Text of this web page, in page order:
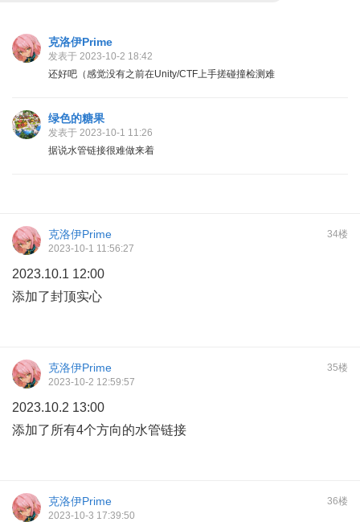
克洛伊Prime
发表于 2023-10-2 18:42
还好吧（感觉没有之前在Unity/CTF上手搓碰撞检测难
绿色的糖果
发表于 2023-10-1 11:26
据说水管链接很难做来着
34楼
克洛伊Prime
2023-10-1 11:56:27
2023.10.1 12:00
添加了封顶实心
35楼
克洛伊Prime
2023-10-2 12:59:57
2023.10.2 13:00
添加了所有4个方向的水管链接
36楼
克洛伊Prime
2023-10-3 17:39:50